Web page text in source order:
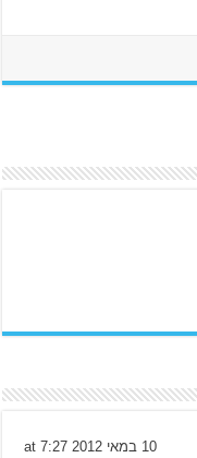
10 במאי 2012 at 7:27